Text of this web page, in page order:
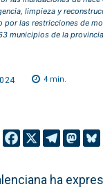
limpieza y
por las restricciones de
municipios de la
4min.
ha